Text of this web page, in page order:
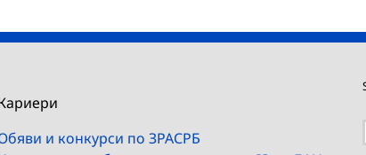
и конкурси по ЗРАСРБ